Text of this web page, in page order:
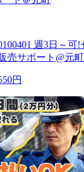
週3日～可
売サポート@元町
円